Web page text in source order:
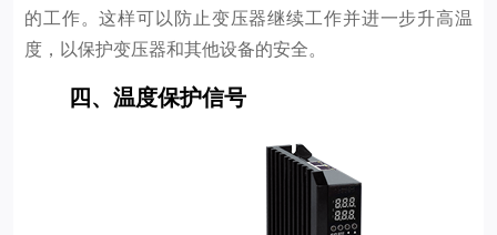
的工作。这样可以防止变压器继续工作并进一步升高温
度，以保护变压器和其他设备的安全。
四、温度保护信号